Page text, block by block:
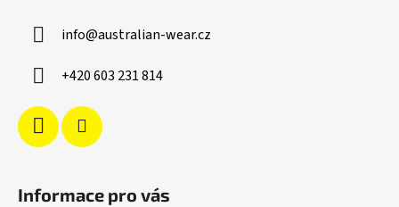
info@australian-wear.cz
+420 603 231 814
Informace pro vás